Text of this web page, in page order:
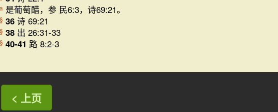
a 是葡萄醋，参 民6:3，诗69:21。
§ 36 诗 69:21
§ 38 出 26:31-33
§ 40-41 路 8:2-3
< 上页